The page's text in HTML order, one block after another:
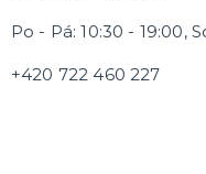
Po - Pá: 10:30 - 19:00,
+420 722 460 227